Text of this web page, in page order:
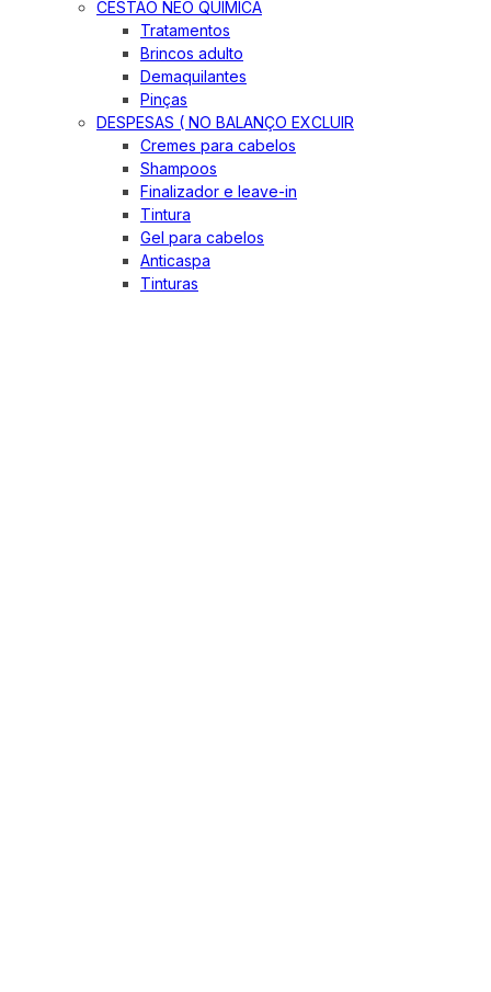
CESTÃO NEO QUIMICA
Tratamentos
Brincos adulto
Demaquilantes
Pinças
DESPESAS ( NO BALANÇO EXCLUIR
Cremes para cabelos
Shampoos
Finalizador e leave-in
Tintura
Gel para cabelos
Anticaspa
Tinturas